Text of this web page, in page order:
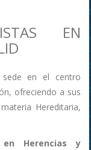
EN
en el centro
ofreciendo a sus
Hereditaria,
en Herencias y